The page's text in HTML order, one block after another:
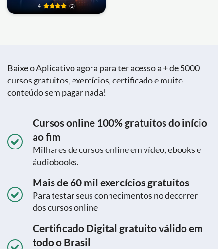
4 (2)
Baixe o Aplicativo agora para ter acesso a + de 5000
cursos gratuitos, exercícios, certificado e muito
conteúdo sem pagar nada!
Cursos online 100% gratuitos do início
ao fim
Milhares de cursos online em vídeo, ebooks e
áudiobooks.
Mais de 60 mil exercícios gratuitos
Para testar seus conhecimentos no decorrer
dos cursos online
Certificado Digital gratuito válido em
todo o Brasil